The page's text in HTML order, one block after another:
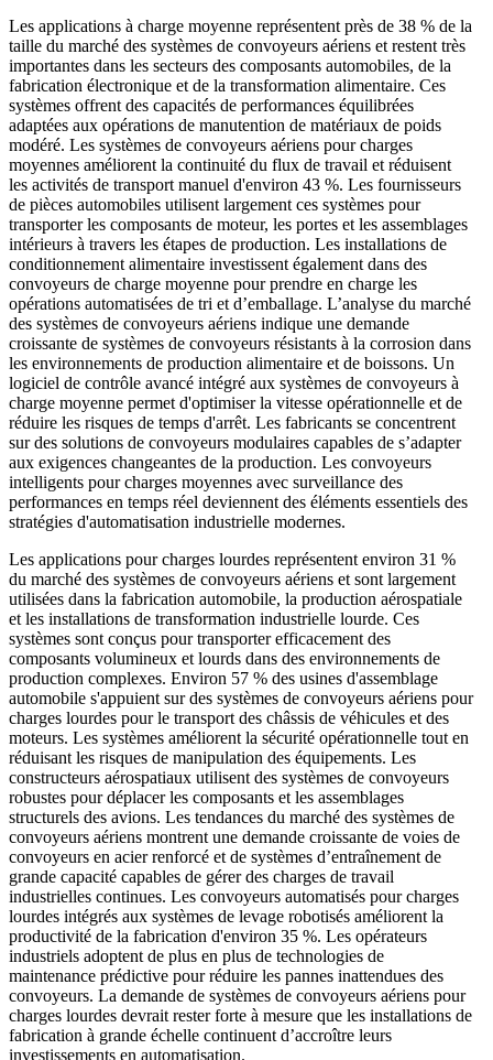
Les applications à charge moyenne représentent près de 38 % de la
taille du marché des systèmes de convoyeurs aériens et restent très
importantes dans les secteurs des composants automobiles, de la
fabrication électronique et de la transformation alimentaire. Ces
systèmes offrent des capacités de performances équilibrées
adaptées aux opérations de manutention de matériaux de poids
modéré. Les systèmes de convoyeurs aériens pour charges
moyennes améliorent la continuité du flux de travail et réduisent
les activités de transport manuel d'environ 43 %. Les fournisseurs
de pièces automobiles utilisent largement ces systèmes pour
transporter les composants de moteur, les portes et les assemblages
intérieurs à travers les étapes de production. Les installations de
conditionnement alimentaire investissent également dans des
convoyeurs de charge moyenne pour prendre en charge les
opérations automatisées de tri et d’emballage. L’analyse du marché
des systèmes de convoyeurs aériens indique une demande
croissante de systèmes de convoyeurs résistants à la corrosion dans
les environnements de production alimentaire et de boissons. Un
logiciel de contrôle avancé intégré aux systèmes de convoyeurs à
charge moyenne permet d'optimiser la vitesse opérationnelle et de
réduire les risques de temps d'arrêt. Les fabricants se concentrent
sur des solutions de convoyeurs modulaires capables de s’adapter
aux exigences changeantes de la production. Les convoyeurs
intelligents pour charges moyennes avec surveillance des
performances en temps réel deviennent des éléments essentiels des
stratégies d'automatisation industrielle modernes.
Les applications pour charges lourdes représentent environ 31 %
du marché des systèmes de convoyeurs aériens et sont largement
utilisées dans la fabrication automobile, la production aérospatiale
et les installations de transformation industrielle lourde. Ces
systèmes sont conçus pour transporter efficacement des
composants volumineux et lourds dans des environnements de
production complexes. Environ 57 % des usines d'assemblage
automobile s'appuient sur des systèmes de convoyeurs aériens pour
charges lourdes pour le transport des châssis de véhicules et des
moteurs. Les systèmes améliorent la sécurité opérationnelle tout en
réduisant les risques de manipulation des équipements. Les
constructeurs aérospatiaux utilisent des systèmes de convoyeurs
robustes pour déplacer les composants et les assemblages
structurels des avions. Les tendances du marché des systèmes de
convoyeurs aériens montrent une demande croissante de voies de
convoyeurs en acier renforcé et de systèmes d’entraînement de
grande capacité capables de gérer des charges de travail
industrielles continues. Les convoyeurs automatisés pour charges
lourdes intégrés aux systèmes de levage robotisés améliorent la
productivité de la fabrication d'environ 35 %. Les opérateurs
industriels adoptent de plus en plus de technologies de
maintenance prédictive pour réduire les pannes inattendues des
convoyeurs. La demande de systèmes de convoyeurs aériens pour
charges lourdes devrait rester forte à mesure que les installations de
fabrication à grande échelle continuent d’accroître leurs
investissements en automatisation.